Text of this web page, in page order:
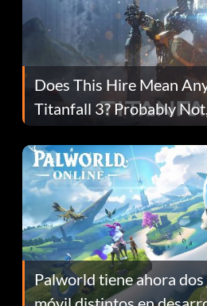
Does This Hire Mean
Titanfall 3? Probably
Fans Are Hopeful
Palworld tiene ahora